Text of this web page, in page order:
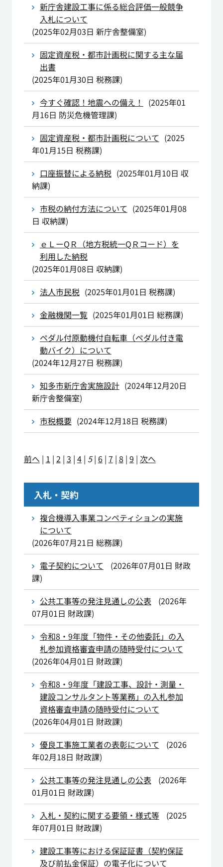
新庁舎建設工事に係る総合評価一般競争
入札について
(2025年02月03日 新庁舎整備室)
固定資産税・都市計画税に関する主な届
出書
(2025年01月30日 税務課)
今すぐ確認！地震への備え！
(2025年01
月16日 防災危機管理課)
固定資産税・都市計画税について (2025
年01月15日 税務課)
口座振替による納税 (2025年01月10日 収
納課)
市税の納付方法について (2025年01月08
日 収納課)
ｅＬーQＲ（地方税統一QＲコード）を
利用した納税
(2025年01月08日 収納課)
法人市民税 (2025年01月01日 税務課)
金融機関一覧 (2025年01月01日 総務課)
ペダル付原動機付自転車（ペダル付き電
動バイク）について
(2024年12月27日 税務課)
知多市新庁舎実施設計 (2024年12月20日
新庁舎整備室)
市税概要 (2024年12月18日 税務課)
前へ | 1 | 2 | 3 | 4| 5| 6| 7 | 8| 9 | 次へ
入札・契約
複合機導入事業コンペティションの実施
について
(2026年07月21日 総務課)
電子契約について
(2026年07月01日 財政
課)
公共工事等の発注見通しの公表
(2026年
07月01日 財政課)
令和8・9年度「物件・その他委託」の入
札参加資格審査申請の随時受付について
(2026年04月01日 財政課)
令和8・9年度「建設工事、設計・測量・
建設コンサルタント等業務」の入札参加
資格審査申請の随時受付について
(2026年04月01日 財政課)
優良工事施工業者の表彰について
(2026
年02月18日 財政課)
公共工事等の発注見通しの公表
(2026年
01月01日 財政課)
入札・契約に関する要領・様式等
(2025
年07月01日 財政課)
建設工事等における保証証書（契約保証
及び前払金保証）の電子化について